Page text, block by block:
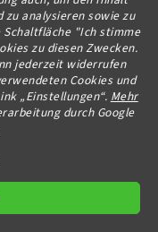
zu analysieren sowie zu
"Ich stimme
zu diesen Zwecken.
jederzeit widerrufen
Cookies und
„Einstellungen“. Mehr
durch Google
vorbehalten.Cookie-